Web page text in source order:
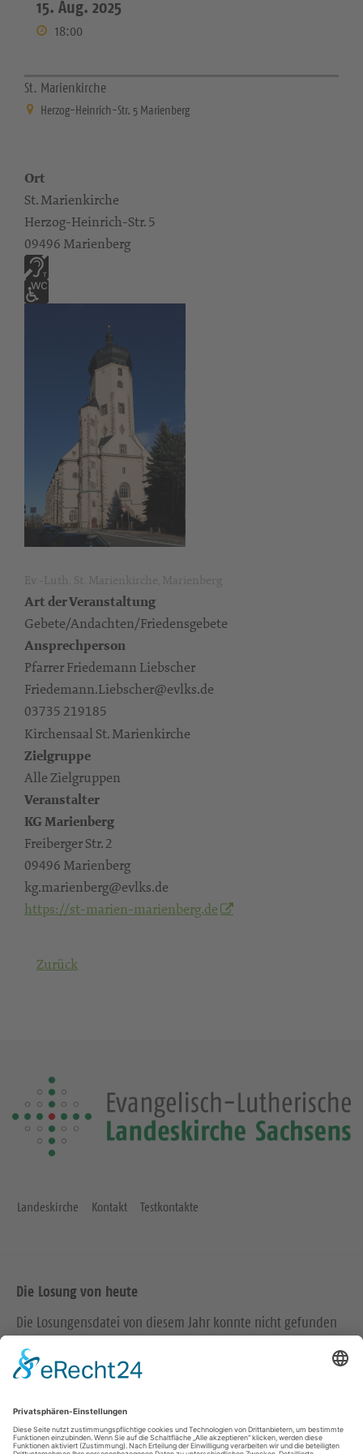
15. Aug. 2025
18:00
St. Marienkirche
Herzog-Heinrich-Str. 5 Marienberg
Ort
St. Marienkirche
Herzog-Heinrich-Str. 5
09496 Marienberg
Art der Veranstaltung
Gebete/Andachten/Friedensgebete
Ansprechperson
Pfarrer Friedemann Liebscher
Friedemann.Liebscher@evlks.de
03735 219185
Kirchensaal St. Marienkirche
Zielgruppe
Alle Zielgruppen
Veranstalter
KG Marienberg
Freiberger Str. 2
09496 Marienberg
kg.marienberg@evlks.de
https://st-marien-marienberg.de
Zurück
Landeskirche Kontakt Testkontakte
Die Losung von heute
Die Losungensdatei von diesem Jahr konnte nicht gefunden
werden. Wie das Problem gelöst werden kann, können Sie
hiernachlesen.
Wir in den sozialen Medien